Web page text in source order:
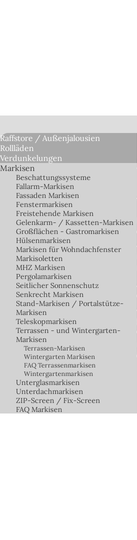
Raffstore / Außenjalousien
Rollläden
Verdunkelungen
Markisen
Beschattungssysteme
Fallarm-Markisen
Fassaden Markisen
Fenstermarkisen
Freistehende Markisen
Gelenkarm- / Kassetten-Markisen
Großflächen - Gastromarkisen
Hülsenmarkisen
Markisen für Wohndachfenster
Markisoletten
MHZ Markisen
Pergolamarkisen
Seitlicher Sonnenschutz
Senkrecht Markisen
Stand-Markisen / Portalstütze-
Markisen
Teleskopmarkisen
Terrassen - und Wintergarten-
Markisen
Terrassen-Markisen
Wintergarten Markisen
FAQ Terrassenmarkisen
Wintergartenmarkisen
Unterglasmarkisen
Unterdachmarkisen
ZIP-Screen / Fix-Screen
FAQ Markisen